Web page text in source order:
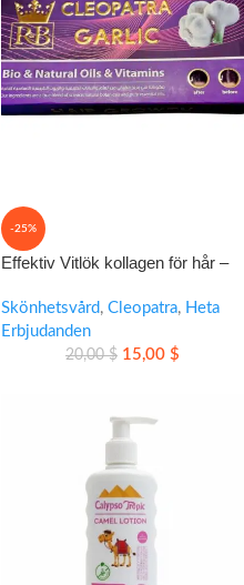
-25%
Effektiv Vitlök kollagen för hår –
Skönhetsvård, Cleopatra, Heta
Erbjudanden
20,00$ 15,00 $